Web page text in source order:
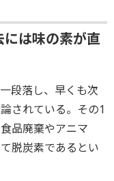
には味の素が直
段落し、早くも次
されている。その1
品廃棄やアニマ
脱炭素であるとい